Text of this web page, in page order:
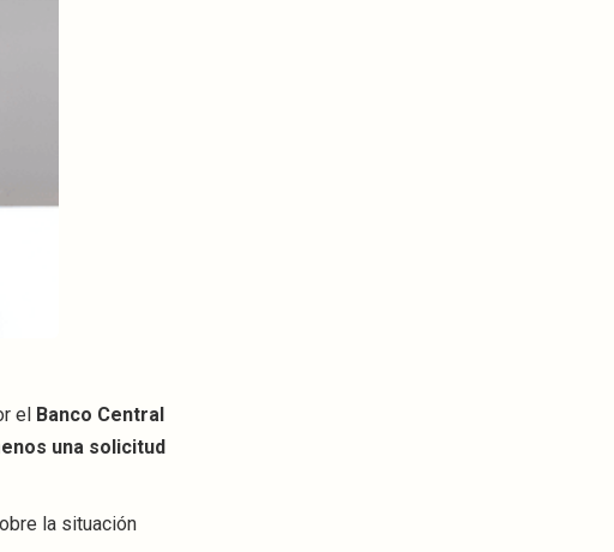
el Banco Central
una solicitud
la situación